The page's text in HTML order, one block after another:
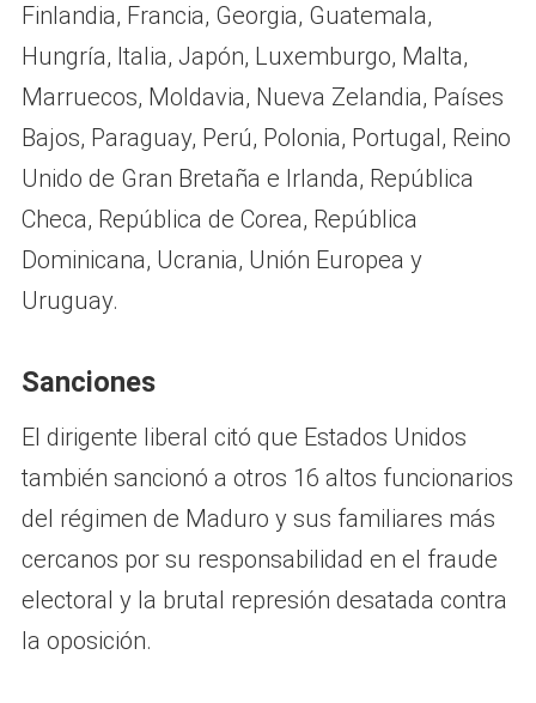
Finlandia, Francia, Georgia, Guatemala,
Hungría, Italia, Japón, Luxemburgo, Malta,
Marruecos, Moldavia, Nueva Zelandia, Países
Bajos, Paraguay, Perú, Polonia, Portugal, Reino
Unido de Gran Bretaña e Irlanda, República
Checa, República de Corea, República
Dominicana, Ucrania, Unión Europea y
Uruguay.
Sanciones
El dirigente liberal citó que Estados Unidos
también sancionó a otros 16 altos funcionarios
del régimen de Maduro y sus familiares más
cercanos por su responsabilidad en el fraude
electoral y la brutal represión desatada contra
la oposición.